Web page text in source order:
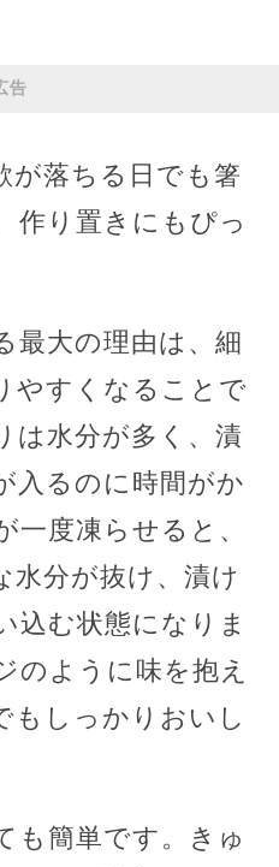
告
が落ちる日でも箸
作り置きにもぴっ
最大の理由は、細
やすくなることで
は水分が多く、漬
入るのに時間がか
一度凍らせると、
水分が抜け、漬け
込む状態になりま
のように味を抱え
もしっかりおいし
も簡単です。きゅ